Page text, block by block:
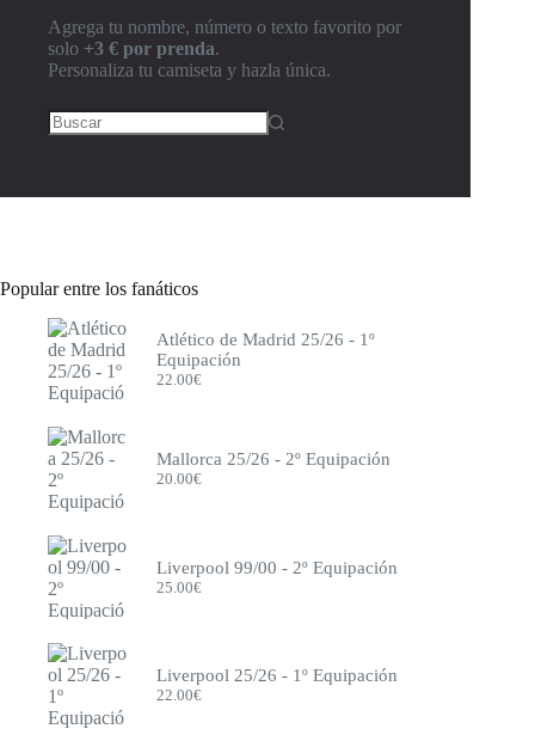
Agrega tu nombre, número o texto favorito por
solo +3 € por prenda.
Personaliza tu camiseta y hazla única.
Popular entre los fanáticos
Atlético de Madrid 25/26 - 1º
Equipación
22.00€
Mallorca 25/26 - 2º Equipación
20.00€
Liverpool 99/00 - 2º Equipación
25.00€
Liverpool 25/26 - 1º Equipación
22.00€